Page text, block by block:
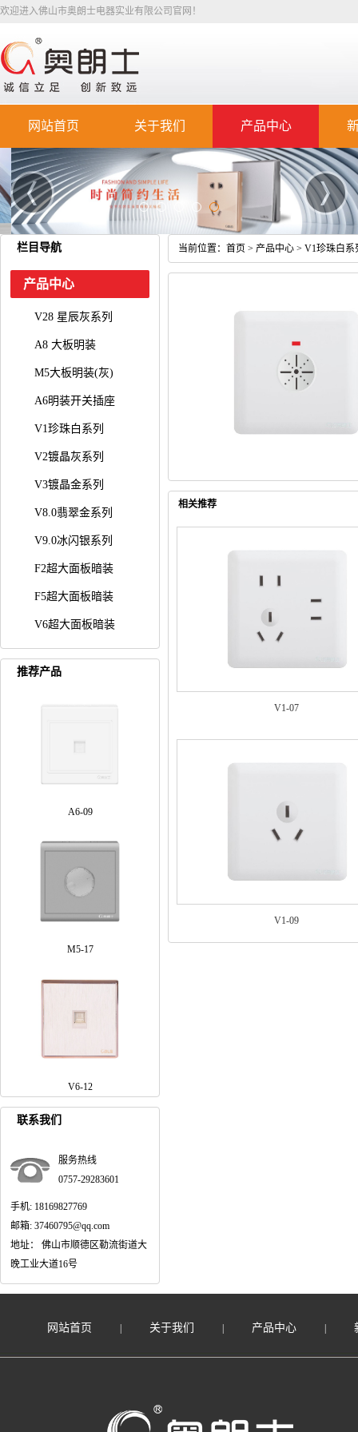
欢迎进入佛山市奥朗士电器实业有限公司官网！
网站首页 关于我们 产品中心
栏目导航
产品中心
V28 星辰灰系列
A8 大板明装
M5大板明装(灰)
A6明装开关插座
V1珍珠白系列
V2镀晶灰系列
V3镀晶金系列
V8.0翡翠金系列
V9.0冰闪银系列
F2超大面板暗装
F5超大面板暗装
V6超大面板暗装
推荐产品
A6-09
M5-17
V6-12
联系我们
服务热线
0757-29283601
手机: 18169827769
邮箱: 37460795@qq.com
地址： 佛山市顺德区勒流街道大
晚工业大道16号
当前位置： 首页 > 产品中心 > V1珍珠白系
相关推荐
V1-07
V1-09
网站首页 关于我们 产品中心